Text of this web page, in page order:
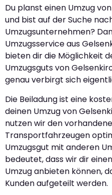
Du planst einen Umzug
und bist auf der Suche
Umzugsunternehmen?
Umzugsservice aus
bieten dir die Möglichkeit
Umzugsguts von
genau verbirgt sich
Die Beiladung ist eine
deinen Umzug von
nutzen wir den
Transportfahrzeugen
Umzugsgut mit anderen
bedeutet, dass wir dir
Umzug anbieten können,
Kunden aufgeteilt werden.